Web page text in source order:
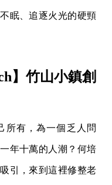
眠、追逐火光的硬頸
】竹山小鎮創
所有，為一個乏人問
年十萬的人潮？何培
引，來到這裡修整老